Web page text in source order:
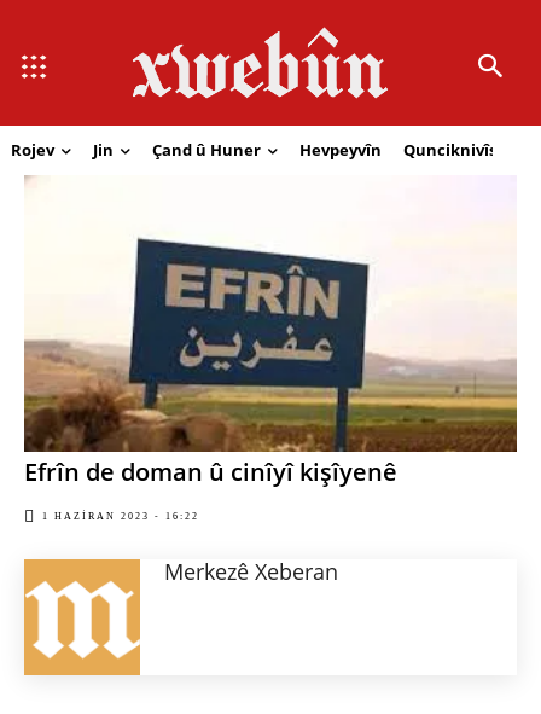
Rojev Jin Çand û Huner Hevpeyvîn Qunciknivîs
Efrîn de doman û cinîyî kişîyenê
1 HAZIRAN 2023 - 16:22
Merkezê Xeberan